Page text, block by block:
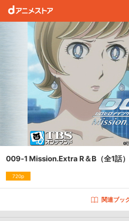
009‐1 Mission.Extra R＆B （全1話）
720p
関連ブッ